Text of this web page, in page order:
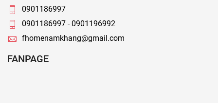
0901186997
0901186997 - 0901196992
fhomenamkhang@gmail.com
FANPAGE